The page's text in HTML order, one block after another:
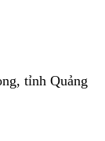
tỉnh Quảng